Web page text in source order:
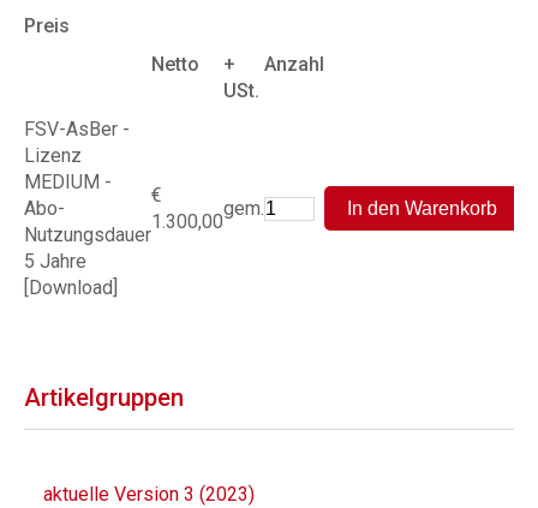
Preis
Netto
+
USt.
Anzahl
FSV-AsBer -
Lizenz
MEDIUM -
Abo-
Nutzungsdauer
5 Jahre
[Download]
€
1.300,00
gem.
Artikelgruppen
aktuelle Version 3 (2023)